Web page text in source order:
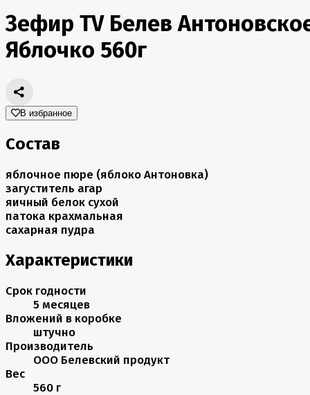
Зефир TV Белев
Яблочко 560г
В избранное
Состав
яблочное пюре (яблоко Антоновка)
загуститель агар
яичный белок сухой
патока крахмальная
сахарная пудра
Характеристики
Срок годности
5 месяцев
Вложений в коробке
штучно
Производитель
ООО Белевский продукт
Вес
560 г